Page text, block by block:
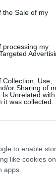
the Sale of my
processing my
Use,
or Sharing of
Is Unrelated
it was collected.
to enable
like cookies
apps.
για
από
στο Booking
τιμής του
σε άλλες
agoda®
τιμολόγηση
κοινωνικής
στα